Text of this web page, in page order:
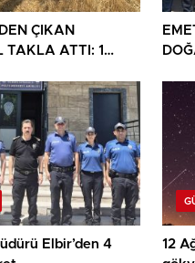
ÇIKAN
TAKLA ATTI: 1
Elbir’den 4
12